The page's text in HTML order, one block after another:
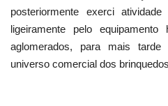
posteriormente exerci
ligeiramente pelo
aglomerados, para mais
universo comercial dos